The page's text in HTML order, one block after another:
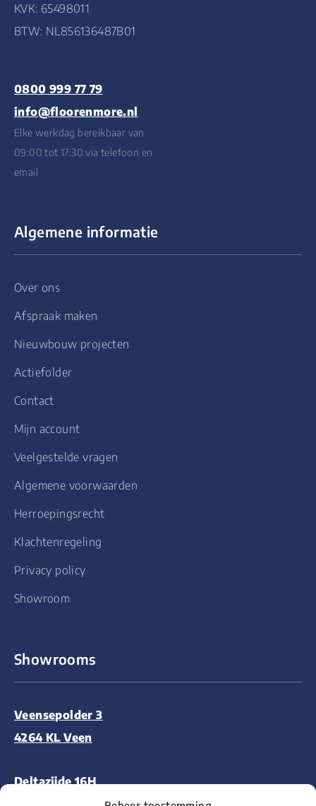
KVK: 65498011
BTW: NL856136487B01
0800 999 77 79
info@floorenmore.nl
Elke werkdag bereikbaar van
09:00 tot 17:30 via telefoon en
email
Algemene informatie
Over ons
Afspraak maken
Nieuwbouw projecten
Actiefolder
Contact
Mijn account
Veelgestelde vragen
Algemene voorwaarden
Herroepingsrecht
Klachtenregeling
Privacy policy
Showroom
Showrooms
Veensepolder 3
4264 KL Veen
Deltazijde 16H